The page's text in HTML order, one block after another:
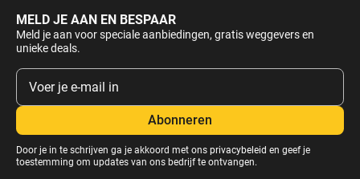
MELD JE AAN EN BESPAAR
Meld je aan voor speciale aanbiedingen, gratis weggevers en
unieke deals.
Door je in te schrijven ga je akkoord met ons privacybeleid en geef je
toestemming om updates van ons bedrijf te ontvangen.